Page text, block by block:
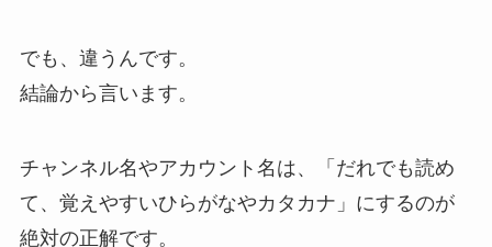
でも、違うんです。
結論から言います。
チャンネル名やアカウント名は、「だれでも読め
て、覚えやすいひらがなやカタカナ」にするのが
絶対の正解です。